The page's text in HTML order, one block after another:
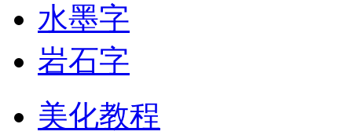
水墨字
岩石字
美化教程